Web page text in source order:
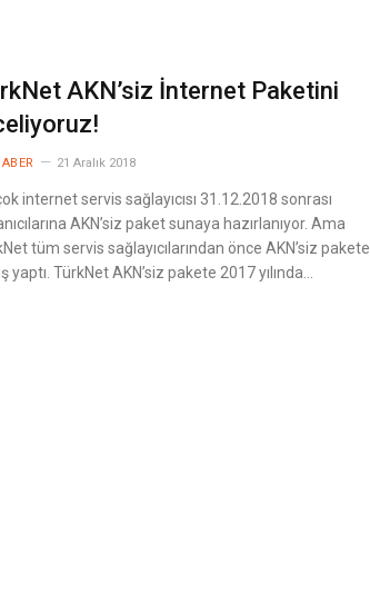
AKN’siz İnternet Paketini
21 Aralık 2018
internet servis sağlayıcısı 31.12.2018 sonrası
AKN’siz paket sunaya hazırlanıyor. Ama
tüm servis sağlayıcılarından önce AKN’siz pakete
yaptı. TürkNet AKN’siz pakete 2017 yılında…